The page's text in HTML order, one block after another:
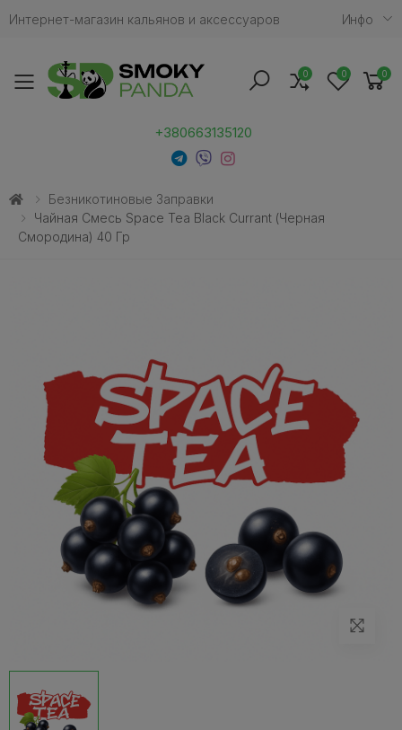
Интернет-магазин кальянов и аксессуаров Инфо
Toggle mobile menu
+380663135120
0 0 0
Безникотиновые Заправки
Чайная Смесь Space Tea Black Currant (Черная
Смородина) 40 Гр